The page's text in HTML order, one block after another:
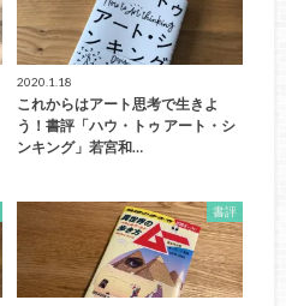
2020.1.18
これからはアート思考で生きよ
う！書評「ハウ・トゥ アート・シ
ンキング」若宮和…
書評